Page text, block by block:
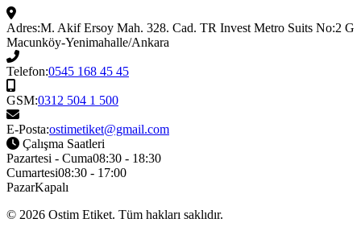
Adres:M. Akif Ersoy Mah. 328. Cad. TR Invest Metro Suits No:2 G
Macunköy-Yenimahalle/Ankara
Telefon:0545 168 45 45
GSM:0312 504 1 500
E-Posta:ostimetiket@gmail.com
Çalışma Saatleri
Pazartesi - Cuma08:30 - 18:30
Cumartesi08:30 - 17:00
PazarKapalı
© 2026 Ostim Etiket. Tüm hakları saklıdır.